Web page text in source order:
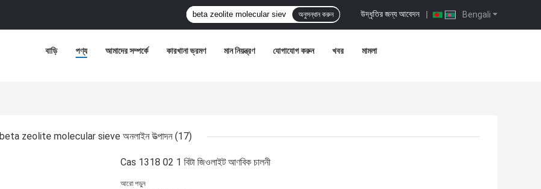
Bengali
উদ্ধৃতির জন্য আবেদন |
অনুসন্ধান করুন
বাড়ি পণ্য আমাদের সম্পর্কে কারখানা ভ্রমণ মান নিয়ন্ত্রণ যোগাযোগ করুন খবর মামলা
beta zeolite molecular sieve অনলাইন উত্পাদন (17)
Cas 1318 02 1 বিটা জিওলাইট আণবিক চালনী
আরো পড়ুন